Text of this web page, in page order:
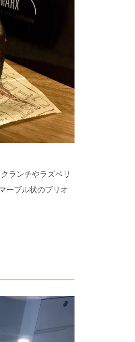
ランチやラズベリ
ーブル状のブリオ